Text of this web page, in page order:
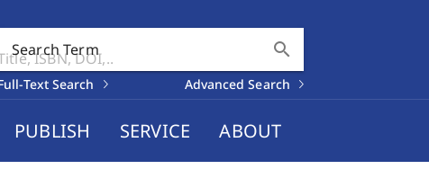
Search Term search
Text Search Advanced Search
PUBLISH SERVICE ABOUT